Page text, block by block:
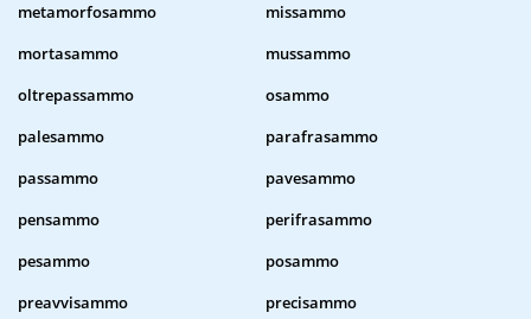
metamorfosammo
missammo
mortasammo
mussammo
oltrepassammo
osammo
palesammo
parafrasammo
passammo
pavesammo
pensammo
perifrasammo
pesammo
posammo
preavvisammo
precisammo